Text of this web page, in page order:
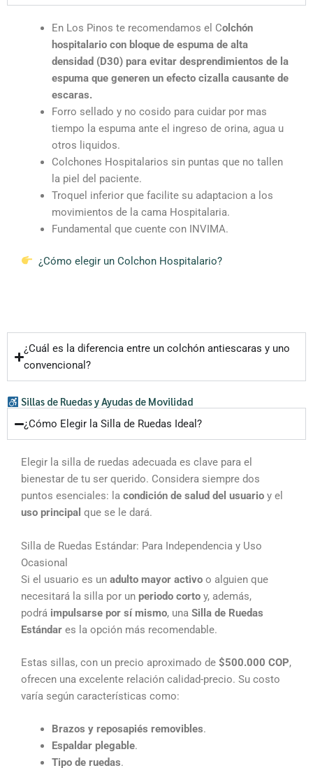
En Los Pinos te recomendamos el Colchón
hospitalario con bloque de espuma de alta
densidad (D30) para evitar desprendimientos de la
espuma que generen un efecto cizalla causante de
escaras.
Forro sellado y no cosido para cuidar por mas
tiempo la espuma ante el ingreso de orina, agua u
otros liquidos.
Colchones Hospitalarios sin puntas que no tallen
la piel del paciente.
Troquel inferior que facilite su adaptacion a los
movimientos de la cama Hospitalaria.
Fundamental que cuente con INVIMA.
¿Cómo elegir un Colchon Hospitalario?
¿Cuál es la diferencia entre un colchón antiescaras y uno
convencional?
Sillas de Ruedas y Ayudas de Movilidad
¿Cómo Elegir la Silla de Ruedas Ideal?
Elegir la silla de ruedas adecuada es clave para el
bienestar de tu ser querido. Considera siempre dos
puntos esenciales: la condición de salud del usuario y el
uso principal que se le dará.
Silla de Ruedas Estándar: Para Independencia y Uso
Ocasional
Si el usuario es un adulto mayor activo o alguien que
necesitará la silla por un periodo corto y, además,
podrá impulsarse por sí mismo, una Silla de Ruedas
Estándar es la opción más recomendable.
Estas sillas, con un precio aproximado de $500.000 COP,
ofrecen una excelente relación calidad-precio. Su costo
varía según características como:
Brazos y reposapiés removibles.
Espaldar plegable.
Tipo de ruedas.